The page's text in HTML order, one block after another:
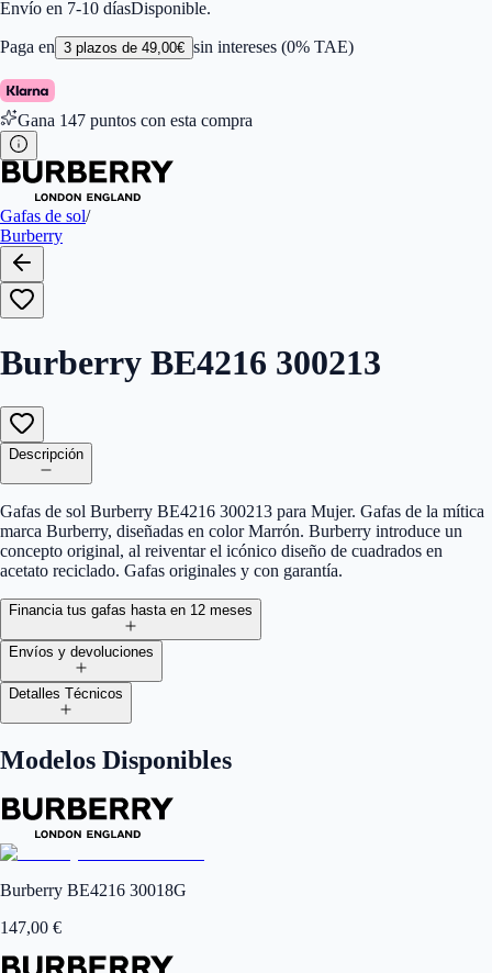
Color de Lentes:Marrón
Forma:Ojo De Gato
Género:Mujer
Largo de la Varilla (mm)
Marca
Tipo de Cristales: Normales
Envío en 7-10 díasDisponible.
Paga en 3 plazos de 49,00€ sin intereses (0% TAE)
Gana 147 puntos con esta compra
Gafas de sol/
Burberry
Burberry BE4216 300213
Descripción
Gafas de sol Burberry BE4216 300213 para Mujer. Gafas de la mítica
marca Burberry, diseñadas en color Marrón. Burberry introduce un
concepto original, al reiventar el icónico diseño de cuadrados en
acetato reciclado. Gafas originales y con garantía.
Financia tus gafas hasta en 12 meses
Envíos y devoluciones
Detalles Técnicos
Modelos Disponibles
Burberry BE4216 30018G
147,00 €